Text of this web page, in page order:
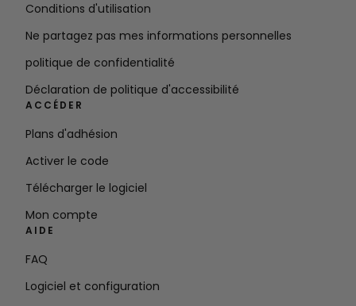
Conditions d'utilisation
Ne partagez pas mes informations personnelles
politique de confidentialité
Déclaration de politique d'accessibilité
ACCÉDER
Plans d'adhésion
Activer le code
Télécharger le logiciel
Mon compte
AIDE
FAQ
Logiciel et configuration